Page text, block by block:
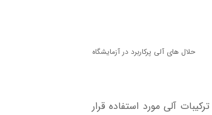
حلال های آلی پرکاربرد در آزمایشگاه
آلی مورد استفاده قرار